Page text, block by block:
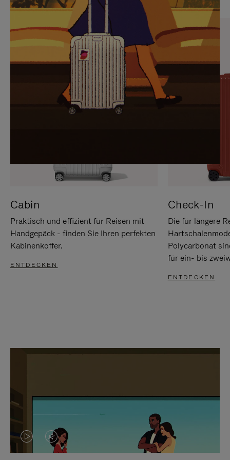
SIE,
UM
ANZUHALTEN
AUFHEBEN
DER
STUMMSCHALTUNG
Cabin
Praktisch und effizient für Reisen mit
Handgepäck - finden Sie Ihren perfekten
Kabinenkoffer.
ENTDECKEN
Check-In
Die für längere
Polycarbonat
für ein- bis
ENTDECKEN
DASVIDEO